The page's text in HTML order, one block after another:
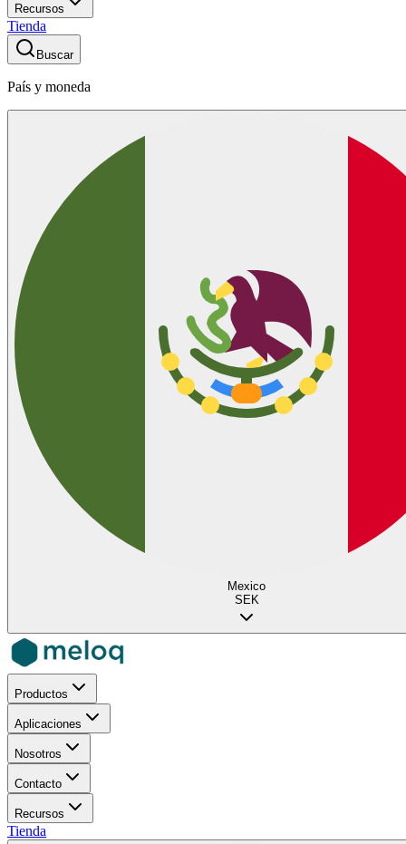
Recursos
Tienda
Buscar
País y moneda
Mexico
SEK
Productos
Aplicaciones
Nosotros
Contacto
Recursos
Tienda